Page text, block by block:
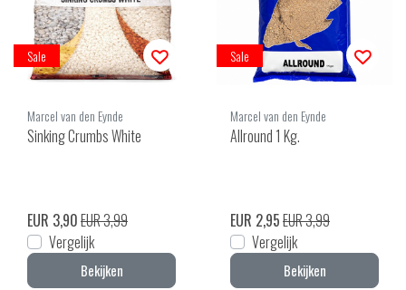
Sale
Marcel van den Eynde
Sinking Crumbs White
EUR 3,90EUR 3,99
Vergelijk
Bekijken
Sale
Marcel van den Eynde
Allround 1 Kg.
EUR 2,95EUR 3,99
Vergelijk
Bekijken